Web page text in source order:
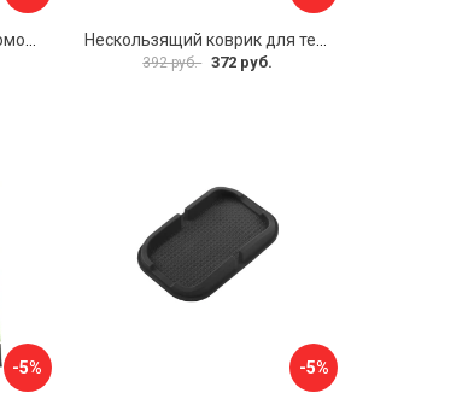
392 руб. 372 руб.
-5% -5%